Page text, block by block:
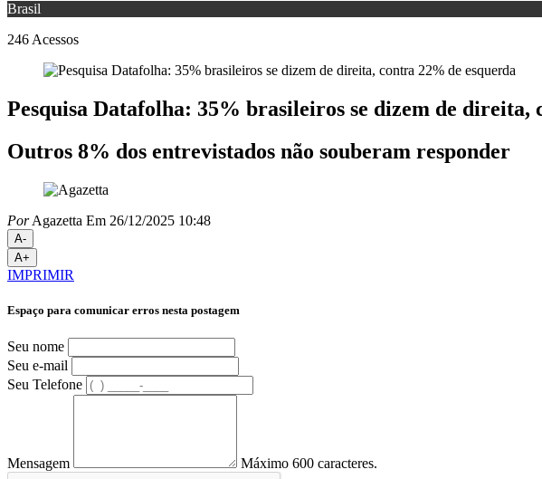
Brasil
246 Acessos
Pesquisa Datafolha: 35% brasileiros se dizem de direita,
Outros 8% dos entrevistados não souberam responder
PorAgazetta Em 26/12/2025 10:48
A-
A+
IMPRIMIR
Espaço para comunicar erros nesta postagem
Seu nome
Seu e-mail
Seu Telefone
Mensagem Máximo 600 caracteres.